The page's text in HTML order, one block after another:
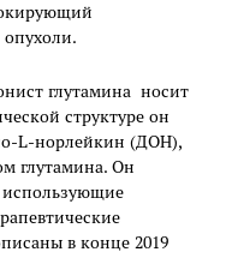
глутамина носит
структуре он
L-норлейкин (ДОН),
глутамина. Он
использующие
в конце 2019